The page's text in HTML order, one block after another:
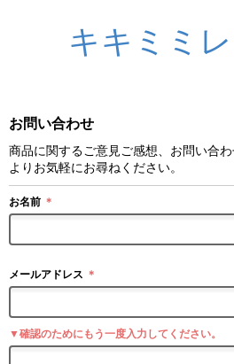
キキミミ
お問い合わせ
商品に関するご意見ご感想、お問い合
よりお気軽にお尋ねください。
お名前 ＊
メールアドレス ＊
▼確認のためにもう一度入力してください。